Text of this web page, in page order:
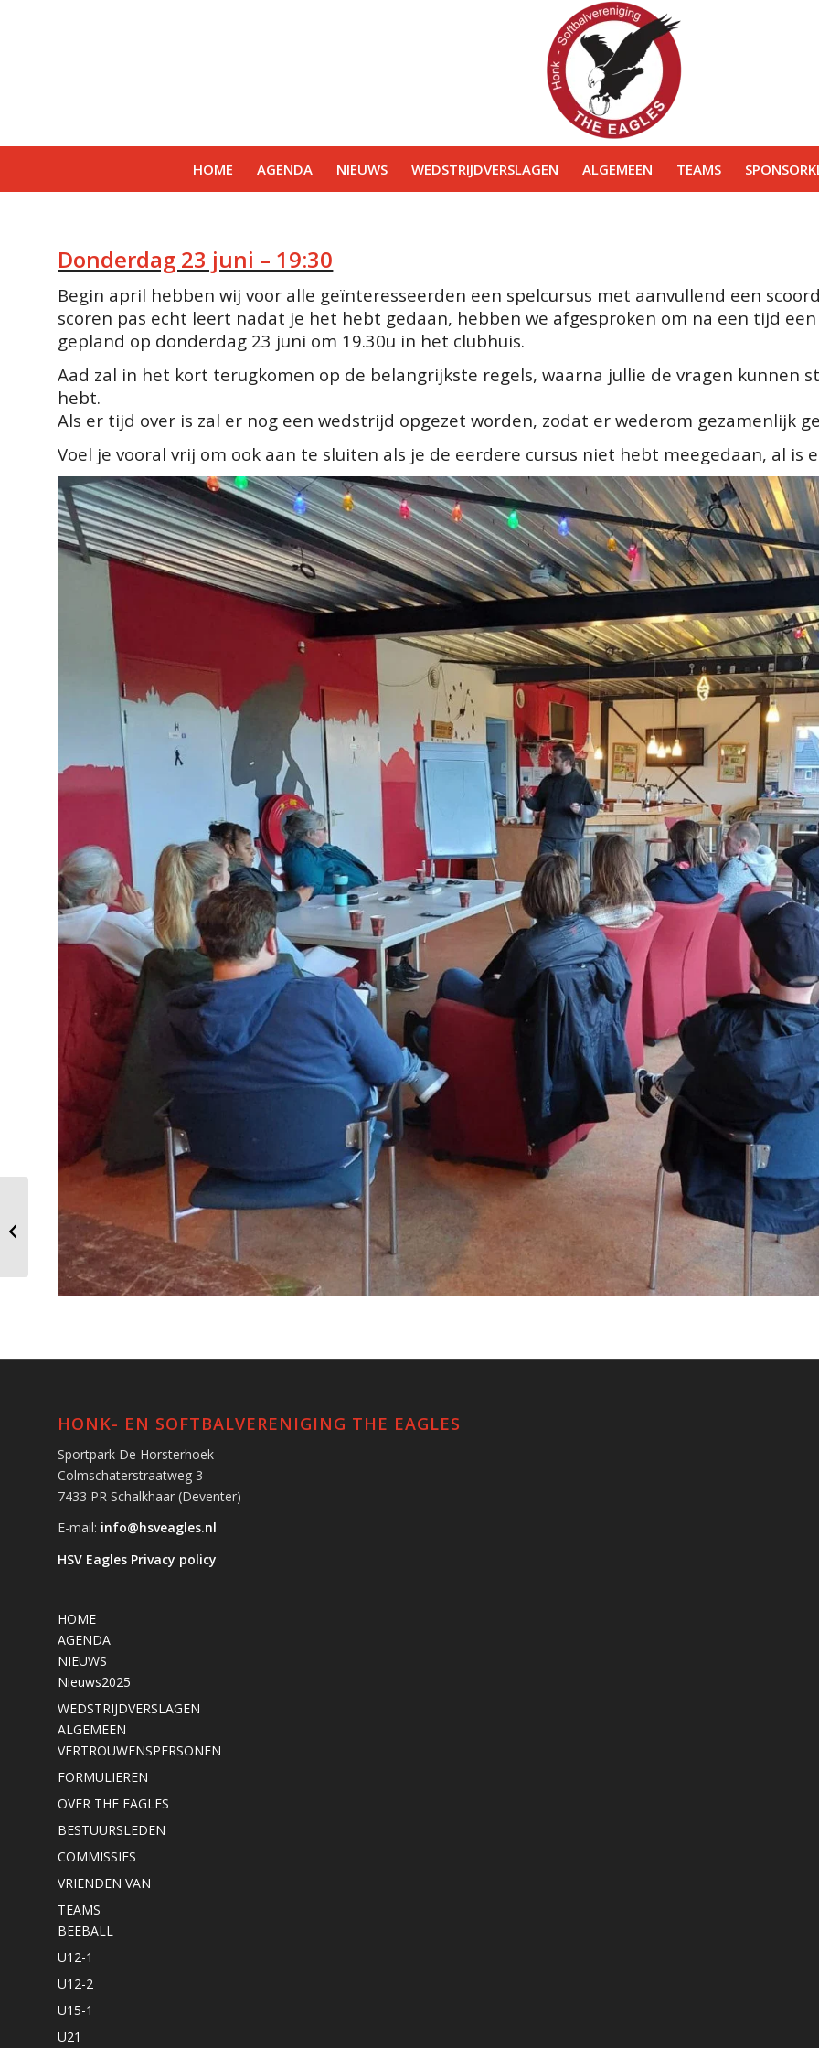
HOME AGENDA NIEUWS WEDSTRIJDVERSLAGEN ALGEMEEN TEAMS
Donderdag 23 juni – 19:30
Begin april hebben wij voor alle geïnteresseerden een spelcursus met aanvullend een
scoren pas echt leert nadat je het hebt gedaan, hebben we afgesproken om na een tijd
gepland op donderdag 23 juni om 19.30u in het clubhuis.
Aad zal in het kort terugkomen op de belangrijkste regels, waarna jullie de vragen kunnen
hebt.
Als er tijd over is zal er nog een wedstrijd opgezet worden, zodat er wederom gezamenlijk
Voel je vooral vrij om ook aan te sluiten als je de eerdere cursus niet hebt meegedaan, al is
HONK- EN SOFTBALVERENIGING THE EAGLES
Sportpark De Horsterhoek
Colmschaterstraatweg 3
7433 PR Schalkhaar (Deventer)
E-mail: info@hsveagles.nl
HSV Eagles Privacy policy
HOME
AGENDA
NIEUWS
Nieuws2025
WEDSTRIJDVERSLAGEN
ALGEMEEN
VERTROUWENSPERSONEN
FORMULIEREN
OVER THE EAGLES
BESTUURSLEDEN
COMMISSIES
VRIENDEN VAN
TEAMS
BEEBALL
U12-1
U12-2
U15-1
U21
Rabobank club
support actie 2020